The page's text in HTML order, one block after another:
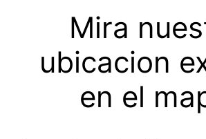
Mira
ubicacion
en el